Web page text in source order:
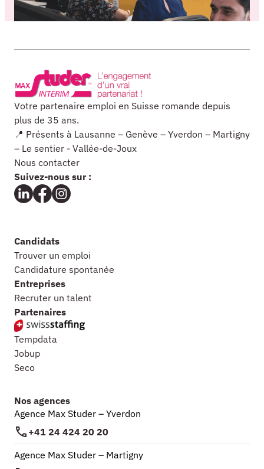
Votre partenaire emploi en Suisse romande depuis
plus de 35 ans.
📍 Présents à Lausanne – Genève – Yverdon – Martigny
– Le sentier - Vallée-de-Joux
Nous contacter
Suivez-nous sur :
Candidats
Trouver un emploi
Candidature spontanée
Entreprises
Recruter un talent
Partenaires
Tempdata
Jobup
Seco
Nos agences
Agence Max Studer – Yverdon
+41 24 424 20 20
Agence Max Studer – Martigny